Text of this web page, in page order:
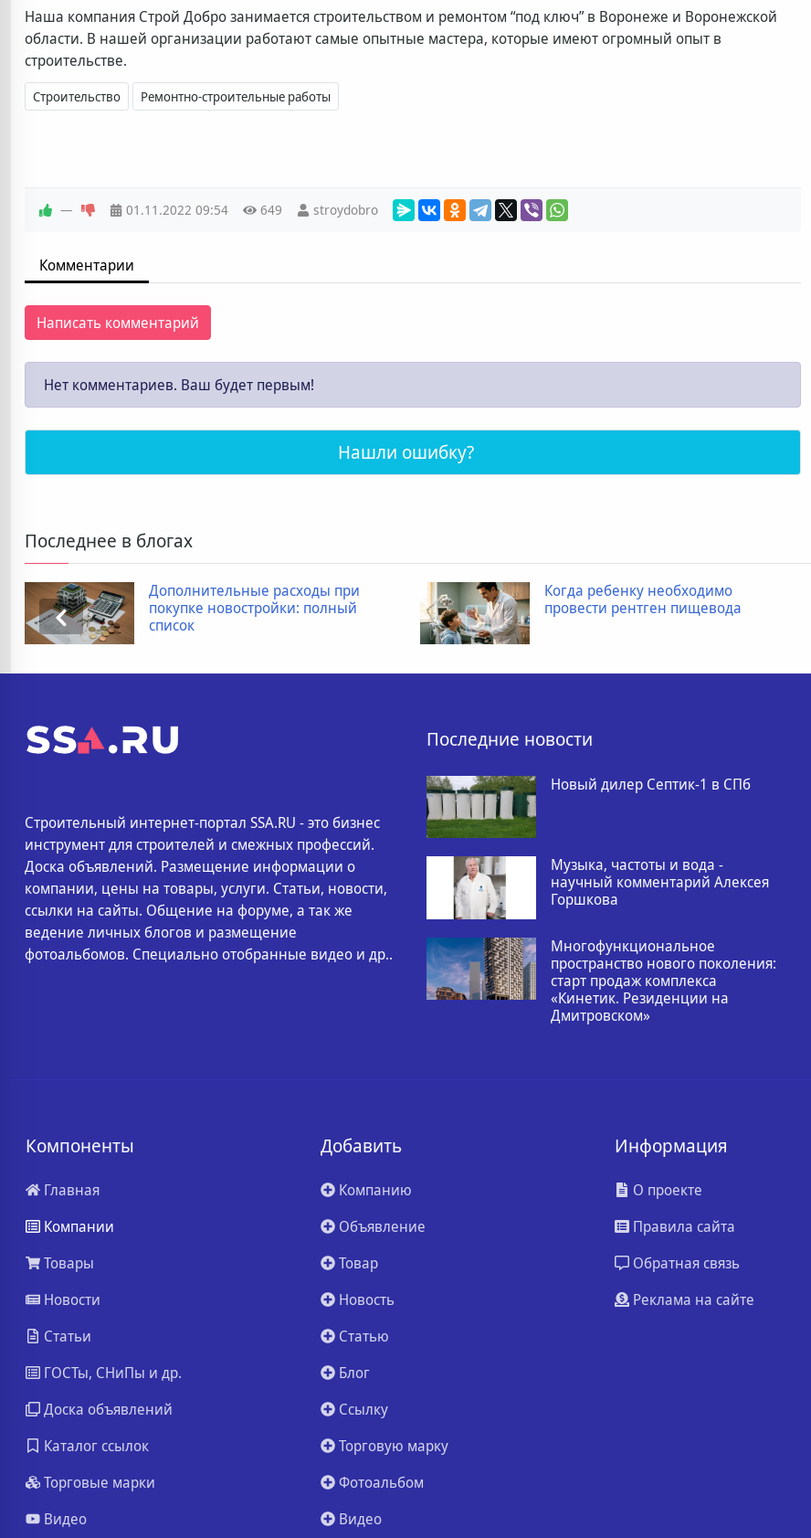
Наша компания Строй Добро занимается строительством и ремонтом “под ключ” в Воронеже и Воронежской
области. В нашей организации работают самые опытные мастера, которые имеют огромный опыт в
строительстве.
Строительство Ремонтно-строительные работы
— 01.11.2022 09:54 649 stroydobro
Комментарии
Написать комментарий
Нет комментариев. Ваш будет первым!
Нашли ошибку?
Последнее в блогах
Дополнительные расходы при
покупке новостройки: полный
список
Когда ребенку необходимо
провести рентген пищевода
Строительный интернет-портал SSA.RU - это бизнес
инструмент для строителей и смежных профессий.
Доска объявлений. Размещение информации о
компании, цены на товары, услуги. Статьи, новости,
ссылки на сайты. Общение на форуме, а так же
ведение личных блогов и размещение
фотоальбомов. Специально отобранные видео и др..
Последние новости
Новый дилер Септик-1 в СПб
Музыка, частоты и вода -
научный комментарий Алексея
Горшкова
Многофункциональное
пространство нового поколения:
старт продаж комплекса
«Кинетик. Резиденции на
Дмитровском»
Компоненты
Главная
Компании
Товары
Новости
Статьи
ГОСТы, СНиПы и др.
Доска объявлений
Каталог ссылок
Торговые марки
Видео
Добавить
Компанию
Объявление
Товар
Новость
Статью
Блог
Ссылку
Торговую марку
Фотоальбом
Видео
Информация
О проекте
Правила сайта
Обратная связь
Реклама на сайте